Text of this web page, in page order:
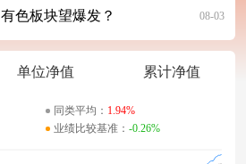
色板块望爆发？ 08-03
单位净值 累计净值
同类平均： 1.94%
业绩比较基准： -0.26%